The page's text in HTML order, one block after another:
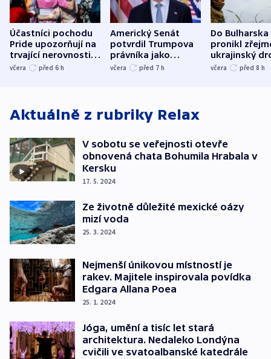
Účastníci pochodu
Pride upozorňují na
trvající nerovnosti i
společenskou
včera před 6 h
Americký Senát
potvrdil Trumpova
právníka jako
ministra
včera před 7 h
Do Bulharska
pronikl
ukrajinský
explodoval
včera před 8 h
Aktuálně z rubriky Relax
V sobotu se veřejnosti otevře
obnovená chata Bohumila Hrabala v
Kersku
17. 5. 2024
Ze životně důležité mexické oázy
mizí voda
25. 3. 2024
Nejmenší únikovou místností je
rakev. Majitele inspirovala povídka
Edgara Allana Poea
25. 1. 2024
Jóga, umění a tisíc let stará
architektura. Nedaleko Londýna
cvičili ve svatoalbanské katedrále